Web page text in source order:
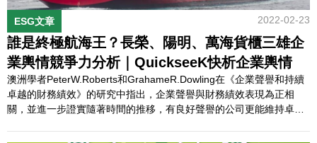
ESG文章 2022-02-23
誰是終極航海王？長榮、陽明、萬海貨櫃三雄企
業輿情競爭力分析｜QuickseeK快析企業輿情
澳洲學者PeterW.Roberts和GrahameR.Dowling在《企業聲譽和持續
卓越的財務績效》的研究中指出，企業聲譽與財務績效表現為正相
關，並進一步證實隨著時間的推移，有良好聲譽的公司更能維持卓越